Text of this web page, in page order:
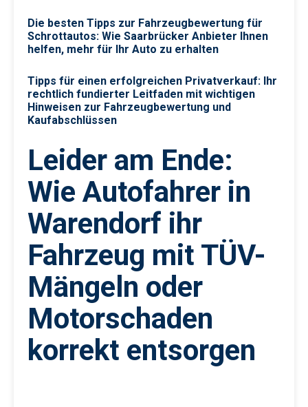
Die besten Tipps zur Fahrzeugbewertung für
Schrottautos: Wie Saarbrücker Anbieter Ihnen
helfen, mehr für Ihr Auto zu erhalten
Tipps für einen erfolgreichen Privatverkauf: Ihr
rechtlich fundierter Leitfaden mit wichtigen
Hinweisen zur Fahrzeugbewertung und
Kaufabschlüssen
Leider am Ende:
Wie Autofahrer in
Warendorf ihr
Fahrzeug mit TÜV-
Mängeln oder
Motorschaden
korrekt entsorgen